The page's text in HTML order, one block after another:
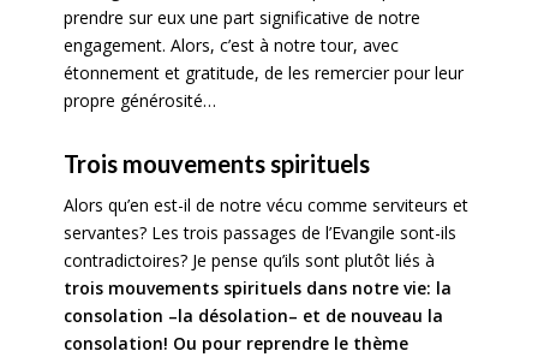
prendre sur eux une part significative de notre
engagement. Alors, c’est à notre tour, avec
étonnement et gratitude, de les remercier pour leur
propre générosité…
Trois mouvements spirituels
Alors qu’en est-il de notre vécu comme serviteurs et
servantes? Les trois passages de l’Evangile sont-ils
contradictoires? Je pense qu’ils sont plutôt liés à
trois mouvements spirituels dans notre vie: la
consolation –la désolation– et de nouveau la
consolation! Ou pour reprendre le thème